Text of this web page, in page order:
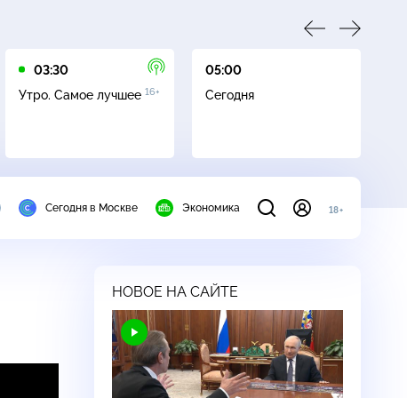
03:30
Утро. Самое лучшее 16+
05:00
Сегодня
Сегодня в Москве Экономика 18+
НОВОЕ НА САЙТЕ